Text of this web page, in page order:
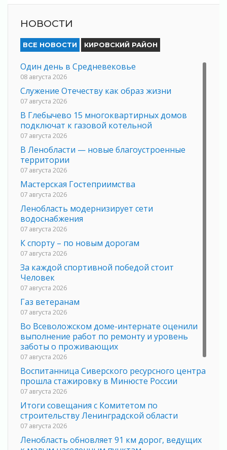
НОВОСТИ
ВСЕ НОВОСТИ КИРОВСКИЙ РАЙОН
Один день в Средневековье
08 августа 2026
Служение Отечеству как образ жизни
07 августа 2026
В Глебычево 15 многоквартирных домов
подключат к газовой котельной
07 августа 2026
В Ленобласти — новые благоустроенные
территории
07 августа 2026
Мастерская Гостеприимства
07 августа 2026
Ленобласть модернизирует сети
водоснабжения
07 августа 2026
К спорту – по новым дорогам
07 августа 2026
За каждой спортивной победой стоит
Человек
07 августа 2026
Газ ветеранам
07 августа 2026
Во Всеволожском доме-интернате оценили
выполнение работ по ремонту и уровень
заботы о проживающих
07 августа 2026
Воспитанница Сиверского ресурсного центра
прошла стажировку в Минюсте России
07 августа 2026
Итоги совещания с Комитетом по
строительству Ленинградской области
07 августа 2026
Ленобласть обновляет 91 км дорог, ведущих